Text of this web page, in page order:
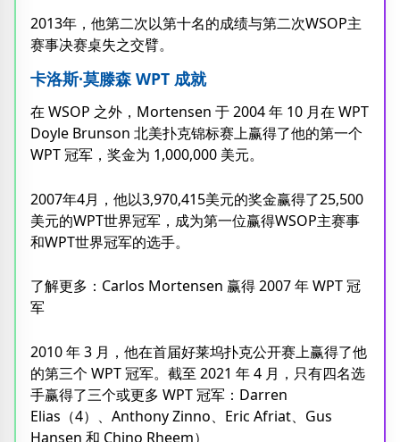
2013年，他第二次以第十名的成绩与第二次WSOP主
赛事决赛桌失之交臂。
卡洛斯·莫滕森 WPT 成就
在 WSOP 之外，Mortensen 于 2004 年 10 月在 WPT
Doyle Brunson 北美扑克锦标赛上赢得了他的第一个
WPT 冠军，奖金为 1,000,000 美元。
2007年4月，他以3,970,415美元的奖金赢得了25,500
美元的WPT世界冠军，成为第一位赢得WSOP主赛事
和WPT世界冠军的选手。
了解更多：Carlos Mortensen 赢得 2007 年 WPT 冠
军
2010 年 3 月，他在首届好莱坞扑克公开赛上赢得了他
的第三个 WPT 冠军。截至 2021 年 4 月，只有四名选
手赢得了三个或更多 WPT 冠军：Darren
Elias（4）、Anthony Zinno、Eric Afriat、Gus
Hansen 和 Chino Rheem）